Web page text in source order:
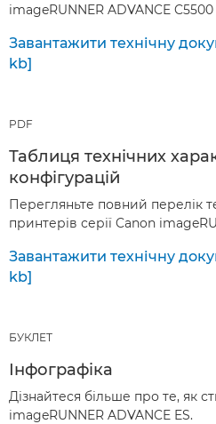
imageRUNNER ADVANCE C5500
Завантажити технічну
kb]
PDF
Таблиця технічних
конфігурацій
Перегляньте повний перелік
принтерів серії Canon
Завантажити технічну
kb]
БУКЛЕТ
Інфографіка
Дізнайтеся більше про те, як
imageRUNNER ADVANCE ES.